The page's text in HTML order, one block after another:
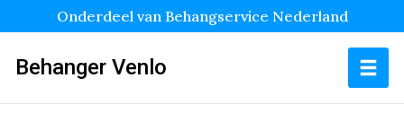
Onderdeel van Behangservice Nederland
Behanger Venlo